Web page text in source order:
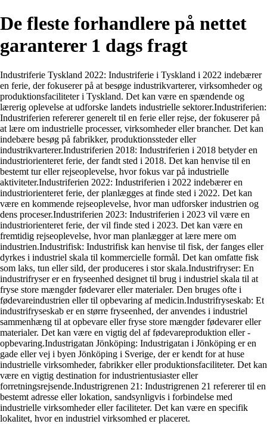
De fleste forhandlere på nettet
garanterer 1 dags fragt
Industriferie Tyskland 2022: Industriferie i Tyskland i 2022 indebærer
en ferie, der fokuserer på at besøge industrikvarterer, virksomheder og
produktionsfaciliteter i Tyskland. Det kan være en spændende og
lærerig oplevelse at udforske landets industrielle sektorer.Industriferien:
Industriferien refererer generelt til en ferie eller rejse, der fokuserer på
at lære om industrielle processer, virksomheder eller brancher. Det kan
indebære besøg på fabrikker, produktionssteder eller
industrikvarterer.Industriferien 2018: Industriferien i 2018 betyder en
industriorienteret ferie, der fandt sted i 2018. Det kan henvise til en
bestemt tur eller rejseoplevelse, hvor fokus var på industrielle
aktiviteter.Industriferien 2022: Industriferien i 2022 indebærer en
industriorienteret ferie, der planlægges at finde sted i 2022. Det kan
være en kommende rejseoplevelse, hvor man udforsker industrien og
dens proceser.Industriferien 2023: Industriferien i 2023 vil være en
industriorienteret ferie, der vil finde sted i 2023. Det kan være en
fremtidig rejseoplevelse, hvor man planlægger at lære mere om
industrien.Industrifisk: Industrifisk kan henvise til fisk, der fanges eller
dyrkes i industriel skala til kommercielle formål. Det kan omfatte fisk
som laks, tun eller sild, der produceres i stor skala.Industrifryser: En
industrifryser er en fryseenhed designet til brug i industriel skala til at
fryse store mængder fødevarer eller materialer. Den bruges ofte i
fødevareindustrien eller til opbevaring af medicin.Industrifryseskab: Et
industrifryseskab er en større fryseenhed, der anvendes i industriel
sammenhæng til at opbevare eller fryse store mængder fødevarer eller
materialer. Det kan være en vigtig del af fødevareproduktion eller -
opbevaring.Industrigatan Jönköping: Industrigatan i Jönköping er en
gade eller vej i byen Jönköping i Sverige, der er kendt for at huse
industrielle virksomheder, fabrikker eller produktionsfaciliteter. Det kan
være en vigtig destination for industrientusiaster eller
forretningsrejsende.Industrigrenen 21: Industrigrenen 21 refererer til en
bestemt adresse eller lokation, sandsynligvis i forbindelse med
industrielle virksomheder eller faciliteter. Det kan være en specifik
lokalitet, hvor en industriel virksomhed er placeret.